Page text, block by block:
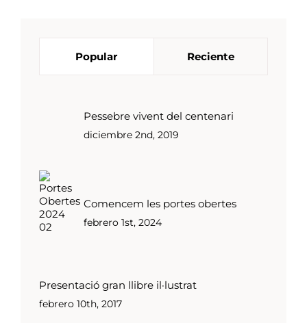
Popular Reciente
Pessebre vivent del centenari
diciembre 2nd, 2019
Comencem les portes obertes
febrero 1st, 2024
Presentació gran llibre il·lustrat
febrero 10th, 2017